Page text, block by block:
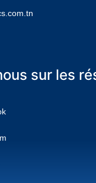
sur les